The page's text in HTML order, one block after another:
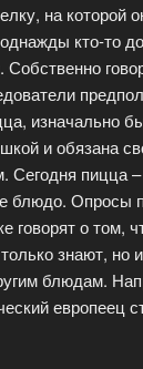
на которой
кто-то
Собственно
изначально
и обязана
Сегодня пицца
блюдо. Опросы
говорят о том,
знают, но
блюдам.
европеец